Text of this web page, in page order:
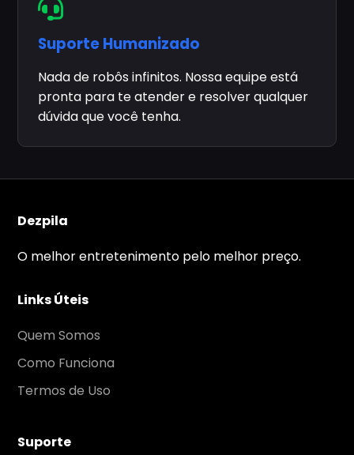
Suporte Humanizado
Nada de robôs infinitos. Nossa equipe está
pronta para te atender e resolver qualquer
dúvida que você tenha.
Dezpila
O melhor entretenimento pelo melhor preço.
Links Úteis
Quem Somos
Como Funciona
Termos de Uso
Suporte